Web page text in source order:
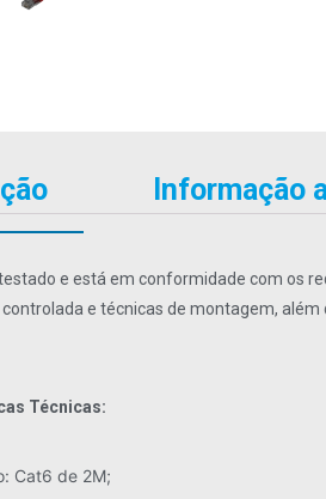
Informação
e está em conformidade com os
e técnicas de montagem,
Técnicas:
Cat6 de 2M;